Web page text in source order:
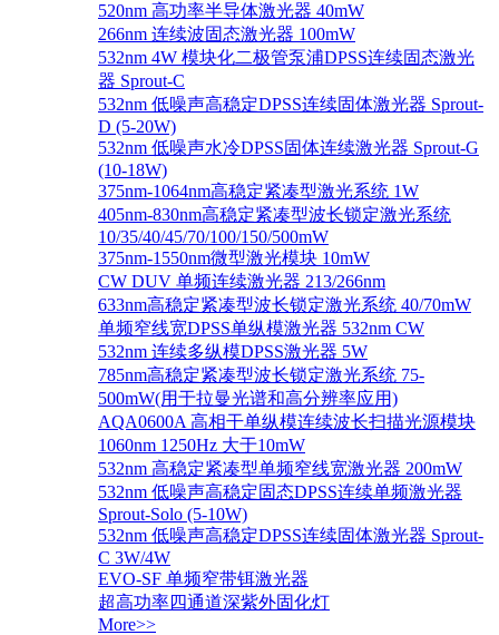
520nm 高功率半导体激光器 40mW
266nm 连续波固态激光器 100mW
532nm 4W 模块化二极管泵浦DPSS连续固态激光
器 Sprout-C
532nm 低噪声高稳定DPSS连续固体激光器 Sprout-
D (5-20W)
532nm 低噪声水冷DPSS固体连续激光器 Sprout-G
(10-18W)
375nm-1064nm高稳定紧凑型激光系统 1W
405nm-830nm高稳定紧凑型波长锁定激光系统
10/35/40/45/70/100/150/500mW
375nm-1550nm微型激光模块 10mW
CW DUV 单频连续激光器 213/266nm
633nm高稳定紧凑型波长锁定激光系统 40/70mW
单频窄线宽DPSS单纵模激光器 532nm CW
532nm 连续多纵模DPSS激光器 5W
785nm高稳定紧凑型波长锁定激光系统 75-
500mW(用于拉曼光谱和高分辨率应用)
AQA0600A 高相干单纵模连续波长扫描光源模块
1060nm 1250Hz 大于10mW
532nm 高稳定紧凑型单频窄线宽激光器 200mW
532nm 低噪声高稳定固态DPSS连续单频激光器
Sprout‐Solo (5-10W)
532nm 低噪声高稳定DPSS连续固体激光器 Sprout-
C 3W/4W
EVO-SF 单频窄带铒激光器
超高功率四通道深紫外固化灯
More>>